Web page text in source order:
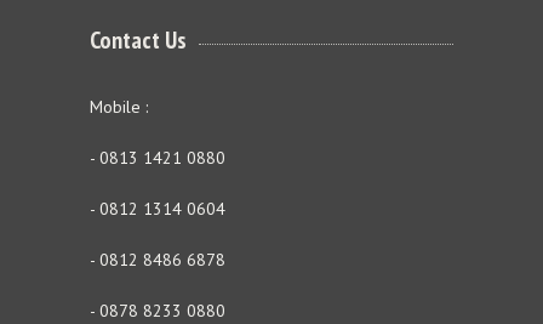
Contact Us
Mobile :
- 0813 1421 0880
- 0812 1314 0604
- 0812 8486 6878
- 0878 8233 0880